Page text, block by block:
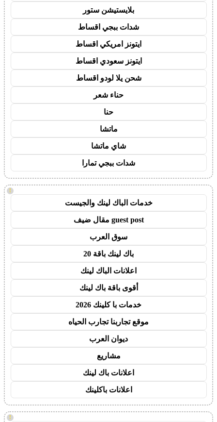
بلايستيشن ستور
شدات ببجي اقساط
ايتونز امريكي اقساط
ايتونز سعودي اقساط
شحن يلا لودو اقساط
حناء شعر
حنا
ماتشا
شاي ماتشا
شدات ببجي تمارا
!
خدمات الباك لينك والجيست
guest post مقال ضيف
سوق العرب
باك لينك باقة 20
اعلانات الباك لينك
أقوى باقة باك لينك
خدمات با كلينك 2026
موقع تجاربنا تجارب الحياه
ديوان العرب
مشاريع
اعلانات باك لينك
اعلانات باكلينك
!